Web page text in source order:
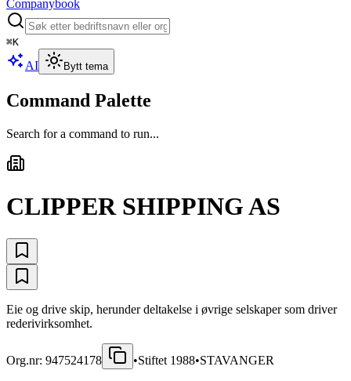
Companybook
⌘K
AI Bytt tema
Command Palette
Search for a command to run...
CLIPPER SHIPPING AS
Eie og drive skip, herunder deltakelse i øvrige selskaper som driver
rederivirksomhet.
Org.nr: 947524178 •Stiftet 1988•STAVANGER